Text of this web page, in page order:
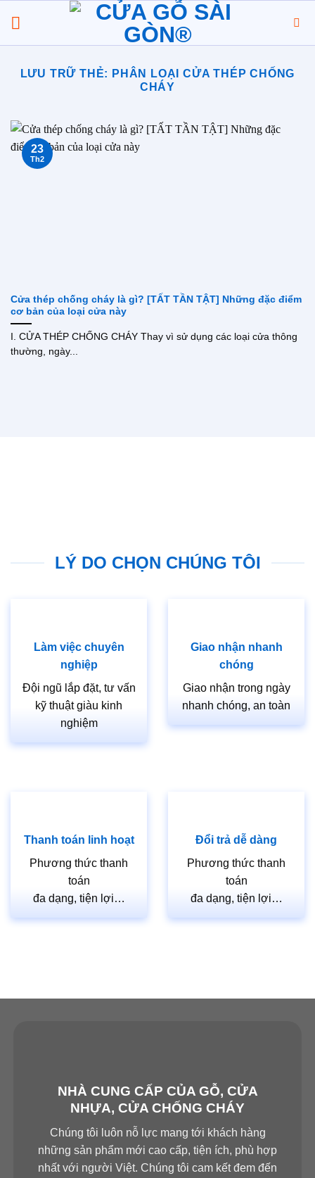
đến
nội
LƯU TRỮ THẺ: PHÂN LOẠI CỬA THÉP CHỐNG
CHÁY
Cửa thép chống cháy là gì? [TẤT TẦN TẬT] Những đặc điểm
cơ bản của loại cửa này
I. CỬA THÉP CHỐNG CHÁY Thay vì sử dụng các loại cửa thông
thường, ngày...
23
Th2
LÝ DO CHỌN CHÚNG TÔI
Làm việc chuyên
nghiệp
Đội ngũ lắp đặt, tư vấn
kỹ thuật giàu kinh
nghiệm
Giao nhận nhanh
chóng
Giao nhận trong ngày
nhanh chóng, an toàn
Thanh toán linh hoạt
Phương thức thanh
toán
đa dạng, tiện lợi…
Đổi trả dễ dàng
Phương thức thanh
toán
đa dạng, tiện lợi…
NHÀ CUNG CẤP CỦA GỖ, CỬA
NHỰA, CỬA CHỐNG CHÁY
Chúng tôi luôn nỗ lực mang tới khách hàng
những sản phẩm mới cao cấp, tiện ích, phù hợp
nhất với người Việt. Chúng tôi cam kết đem đến